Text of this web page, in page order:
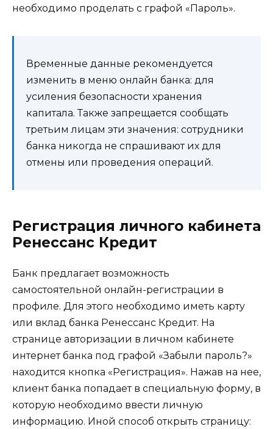
необходимо проделать с графой «Пароль».
Временные данные рекомендуется
изменить в меню онлайн банка: для
усиления безопасности хранения
капитала. Также запрещается сообщать
третьим лицам эти значения: сотрудники
банка никогда не спрашивают их для
отмены или проведения операций.
Регистрация личного кабинета
Ренессанс Кредит
Банк предлагает возможность
самостоятельной онлайн-регистрации в
профиле. Для этого необходимо иметь карту
или вклад банка Ренессанс Кредит. На
странице авторизации в личном кабинете
интернет банка под графой «Забыли пароль?»
находится кнопка «Регистрация». Нажав на нее,
клиент банка попадает в специальную форму, в
которую необходимо ввести личную
информацию. Иной способ открыть страницу: